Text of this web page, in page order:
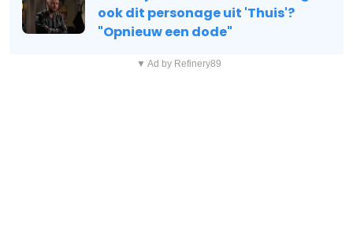
ook dit personage uit 'Thuis'?
"Opnieuw een dode"
▼ Ad by Refinery89